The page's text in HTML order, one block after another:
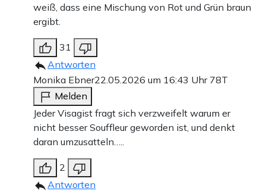
weiß, dass eine Mischung von Rot und Grün braun
ergibt.
31
Antworten
Monika Ebner22.05.2026 um 16:43 Uhr 78T
Melden
Jeder Visagist fragt sich verzweifelt warum er
nicht besser Souffleur geworden ist, und denkt
daran umzusatteln…..
2
Antworten